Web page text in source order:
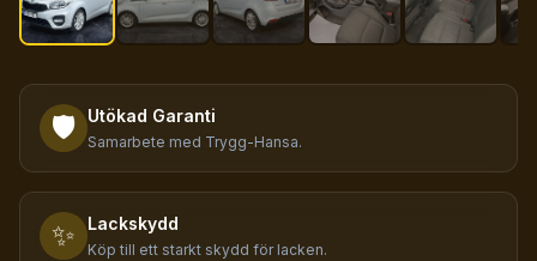
🛡️ Utökad Garanti
Samarbete med Trygg-Hansa.
✨ Lackskydd
Köp till ett starkt skydd för lacken.